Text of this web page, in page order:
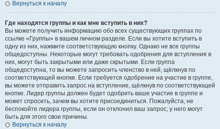
Вернуться к началу
Где находятся группы и как мне вступить в них?
Вы можете получить информацию обо всех существующих группах по
ссылке «Группы» в вашем личном разделе. Если вы хотите вступить в
одну из них, нажмите соответствующую кнопку. Однако не все группы
общедоступны. Некоторые могут требовать одобрения для вступления в
них, могут быть закрытыми или даже скрытыми. Если группа
общедоступна, то вы можете запросить членство в ней, щёлкнув по
соответствующей кнопке. Если требуется одобрение на участие в группе,
вы можете отправить запрос на вступление, щёлкнув по соответствующей
кнопке. Лидер группы должен будет одобрить ваше участие в группе и
может спросить, зачем вы хотите присоединиться. Пожалуйста, не
беспокойте лидера группы, если он отклонил ваш запрос; у него могут
быть для этого свои причины.
Вернуться к началу